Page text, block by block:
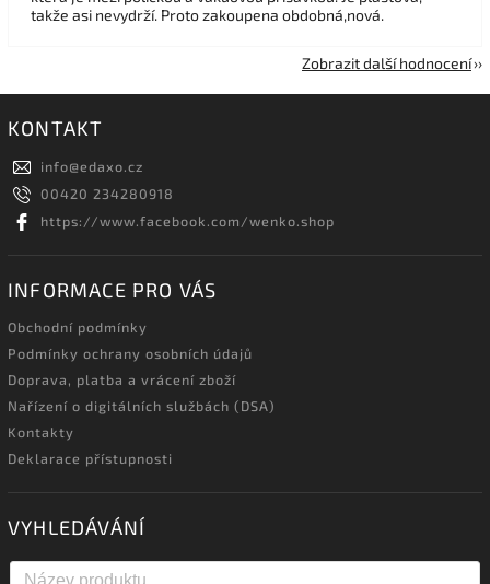
takže asi nevydrží. Proto zakoupena obdobná,nová.
Zobrazit další hodnocení
KONTAKT
info@edaxo.cz
00420 234280918
https://www.facebook.com/wenko.shop
INFORMACE PRO VÁS
Obchodní podmínky
Podmínky ochrany osobních údajů
Doprava, platba a vrácení zboží
Nařízení o digitálních službách (DSA)
Kontakty
Deklarace přístupnosti
VYHLEDÁVÁNÍ